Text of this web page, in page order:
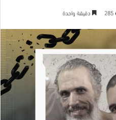
285 دقيقة واحدة